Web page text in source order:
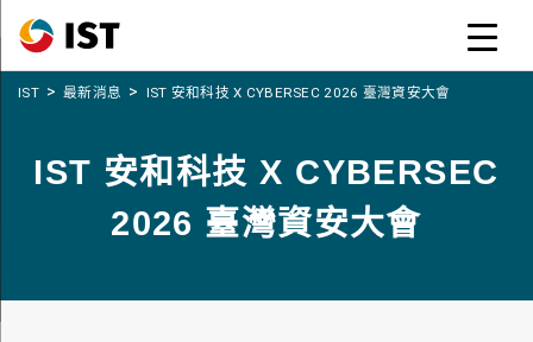
IST > 最新消息 > IST 安和科技 X CYBERSEC 2026 臺灣資安大會
IST 安和科技 X CYBERSEC
2026 臺灣資安大會